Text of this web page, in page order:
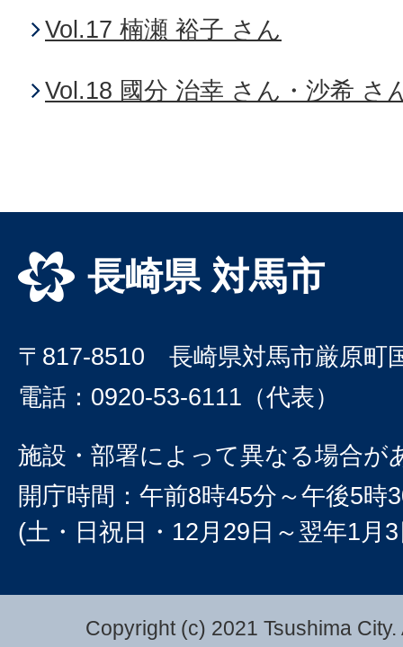
Vol.17 楠瀬 裕子 さん
Vol.18 國分 治幸 さん・沙希 さ
長崎県 対馬市
〒817-8510 長崎県対馬市厳原町
電話：0920-53-6111（代表）
施設・部署によって異なる場合が
開庁時間：午前8時45分～午後5時
(土・日祝日・12月29日～翌年1月
Copyright (c) 2021 Tsushima